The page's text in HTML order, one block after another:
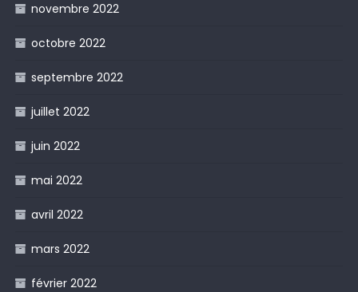
novembre 2022
octobre 2022
septembre 2022
juillet 2022
juin 2022
mai 2022
avril 2022
mars 2022
février 2022